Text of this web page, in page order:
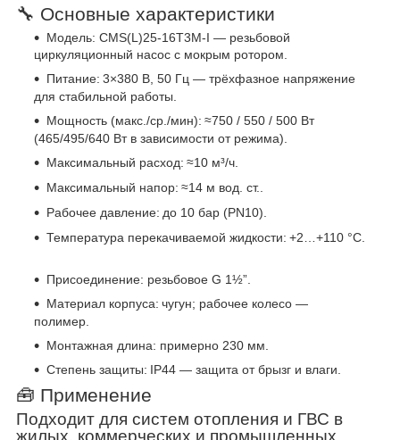
🔧 Основные характеристики
Модель: CMS(L)25-16T3M-I — резьбовой
циркуляционный насос с мокрым ротором.
Питание: 3×380 В, 50 Гц — трёхфазное напряжение
для стабильной работы.
Мощность (макс./ср./мин): ≈750 / 550 / 500 Вт
(465/495/640 Вт в зависимости от режима).
Максимальный расход: ≈10 м³/ч.
Максимальный напор: ≈14 м вод. ст..
Рабочее давление: до 10 бар (PN10).
Температура перекачиваемой жидкости: +2…+110 °C.
Присоединение: резьбовое G 1½”.
Материал корпуса: чугун; рабочее колесо —
полимер.
Монтажная длина: примерно 230 мм.
Степень защиты: IP44 — защита от брызг и влаги.
🧰 Применение
Подходит для систем отопления и ГВС в
жилых, коммерческих и промышленных